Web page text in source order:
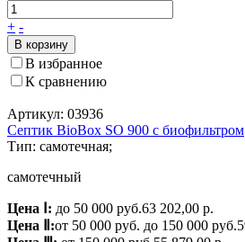
+ -
В корзину
В избранное
К сравнению
Артикул: 03936
Септик BioBox SO 900 с биофильтром
Тип: самотечная;
самотечный
Цена Ⅰ: до 50 000 руб.63 202,00 р.
Цена Ⅱ:от 50 000 руб. до 150 000 руб.